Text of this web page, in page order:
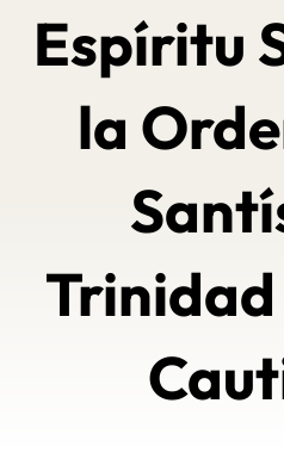
Espíritu
la
Trinidad